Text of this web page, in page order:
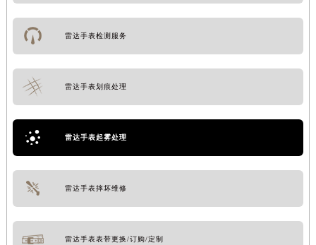
雷达手表检测服务
雷达手表划痕处理
雷达手表起雾处理
雷达手表摔坏维修
雷达手表表带更换/订购/定制